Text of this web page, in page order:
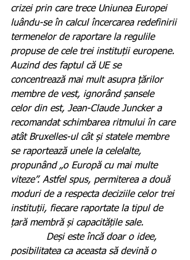
crizei prin care trece Uniunea Europei
luându-se în calcul încercarea redefinirii
termenelor de raportare la regulile
propuse de cele trei instituții europene.
Auzind des faptul că UE se
concentrează mai mult asupra țărilor
membre de vest, ignorând șansele
celor din est, Jean-Claude Juncker a
recomandat schimbarea ritmului în care
atât Bruxelles-ul cât și statele membre
se raportează unele la celelalte,
propunând „o Europă cu mai multe
viteze”. Astfel spus, permiterea a două
moduri de a respecta deciziile celor trei
instituții, fiecare raportate la tipul de
țară membră și capacitățile sale.
posibilitatea ca aceasta să devină o